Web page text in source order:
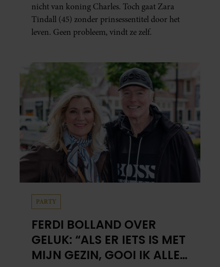
nicht van koning Charles. Toch gaat Zara
Tindall (45) zonder prinsessentitel door het
leven. Geen probleem, vindt ze zelf.
PARTY
FERDI BOLLAND OVER
GELUK: “ALS ER IETS IS MET
MIJN GEZIN, GOOI IK ALLES